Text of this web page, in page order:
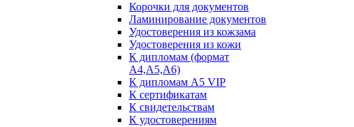
Корочки для документов
Ламинирование документов
Удостоверения из кожзама
Удостоверения из кожи
К дипломам (формат
А4,А5,А6)
К дипломам А5 VIP
К сертификатам
К свидетельствам
К удостоверениям